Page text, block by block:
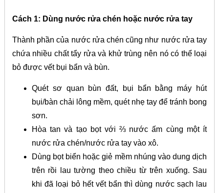
Cách 1: Dùng nước rửa chén hoặc nước rửa tay
Thành phần của nước rửa chén cũng như nước rửa tay
chứa nhiều chất tẩy rửa và khử trùng nên nó có thể loại
bỏ được vết bụi bẩn và bùn.
Quét sơ quan bùn đất, bụi bẩn bằng máy hút
bụi/bàn chải lông mềm, quét nhẹ tay để tránh bong
sơn.
Hòa tan và tạo bọt với ⅔ nước ấm cùng một ít
nước rửa chén/nước rửa tay vào xô.
Dùng bọt biển hoặc giẻ mềm nhúng vào dung dịch
trên rồi lau tường theo chiều từ trên xuống. Sau
khi đã loại bỏ hết vết bẩn thì dùng nước sạch lau